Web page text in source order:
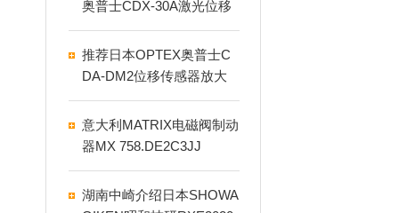
奥普士CDX-30A激光位移
传感器
推荐日本OPTEX奥普士C
DA-DM2位移传感器放大
器
意大利MATRIX电磁阀制动
器MX 758.DE2C3JJ
湖南中崎介绍日本SHOWA